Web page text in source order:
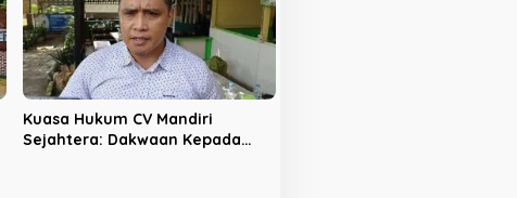
Kuasa Hukum CV Mandiri
Sejahtera: Dakwaan Kepada